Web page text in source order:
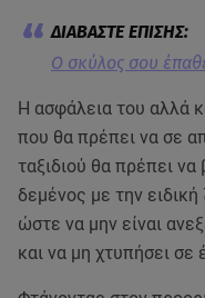
Ο σκύλος σου
Η ασφάλεια του αλλά
που θα πρέπει να σε
ταξιδιού θα πρέπει
δεμένος με την
ώστε να μην είναι
και να μη χτυπήσει